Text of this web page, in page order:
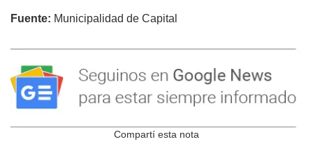
Fuente: Municipalidad de Capital